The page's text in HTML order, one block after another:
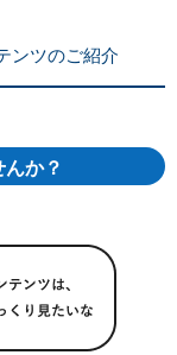
ンツのご紹介
か？